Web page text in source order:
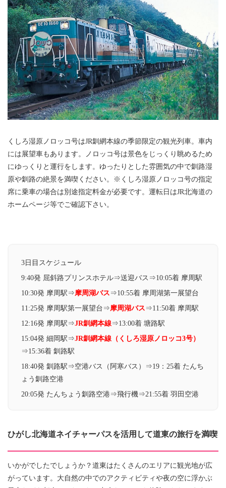
くしろ湿原ノロッコ号はJR釧網本線の季節限定の観光列車。車内
には展望車もあります。ノロッコ号は景色をじっくり眺めるため
にゆっくりと運行をします。ゆったりとした雰囲気の中で釧路湿
原や釧路の絶景を満喫ください。※くしろ湿原ノロッコ号の指定
席に乗車の場合は別途指定料金が必要です。運転日はJR北海道の
ホームページ等でご確認下さい。
3日目スケジュール
9:40発 屈斜路プリンスホテル⇒送迎バス⇒10:05着 摩周駅
10:30発 摩周駅⇒摩周湖バス ⇒10:55着 摩周湖第一展望台
11:25発 摩周駅第一展望台⇒摩周湖バス ⇒11:50着 摩周駅
12:16発 摩周駅⇒JR釧網本線⇒13:00着 塘路駅
15:04発 細岡駅⇒JR釧網本線（くしろ湿原ノロッコ3号）
⇒15:36着 釧路駅
18:40発 釧路駅⇒空港バス（阿寒バス）⇒19：25着 たんち
ょう釧路空港
20:05発 たんちょう釧路空港⇒飛行機⇒21:55着 羽田空港
ひがし北海道ネイチャーパスを活用して道東の旅行を満喫
いかがでしたでしょうか？道東はたくさんのエリアに観光地が広
がっています。大自然の中でのアクティビティや夜の空に浮かぶ